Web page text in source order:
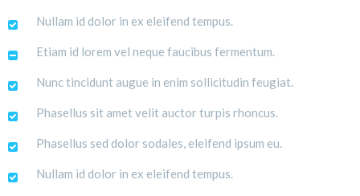
Nullam id dolor in ex eleifend tempus.
Etiam id lorem vel neque faucibus fermentum.
Nunc tincidunt augue in enim sollicitudin feugiat.
Phasellus sit amet velit auctor turpis rhoncus.
Phasellus sed dolor sodales, eleifend ipsum eu.
Nullam id dolor in ex eleifend tempus.